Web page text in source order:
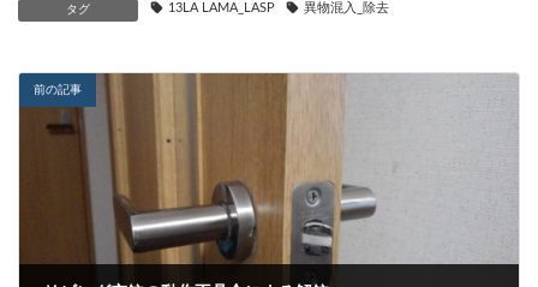
タグ 13LA LAMA_LASP 異物混入_除去
前の記事